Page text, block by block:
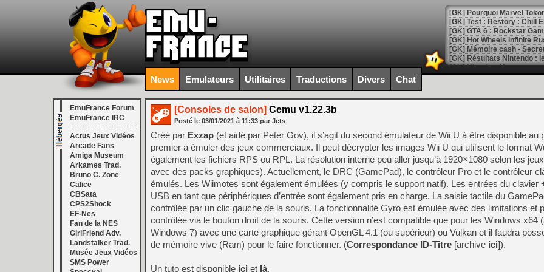
[GK] Pourquoi Marvel
[GK] Test : Restory : Chill
[GK] GTA 6 : Rockstar
[GK] Hot Wheels Infinite
[GK] Mémoire cash -
[GK] Résultats Nintendo :
[GK] Déjà des
[Mo5] Brickboy cherche à
[GK] Minecraft et ses «
[GK] Beast of
[GK] Ubisoft : fin de partie
[GK] Mémoire cash -
[GK] Dan Houser (GTA)
[GK] Comment EA Sports
[GK] Crimson Moon : un
[GK] Isle of Reveries : le
[GK] Moonlighter 2 : The
[GK] Capcom relance
[Mo5] Deux inédits du
[GK] Le beat'em up The
[GK] Endless Legend 2 :
News Emulateurs Utilitaires Traductions Divers Chat
EmuFrance Forum
EmuFrance IRC
===================
Actus Jeux Vidéos
Arcade Fans
Amiga Museum
Arkames Trad.
Bruno C. Zone
Calice
CBSata
CPS2Shock
EF-Nes
Fan de la NES
GirlFriend Adv.
Landstalker Trad.
Musée Jeux Vidéos
SMS Power
[Consoles de salon] Cemu v1.22.3b
Posté le 03/01/2021 à 11:33 par Jets
Créé par Exzap (et aidé par Peter Gov), il s’agit du second émulateur de Wii U à être disponible au
premier à émuler des jeux commerciaux. Il peut décrypter les images Wii U qui utilisent le format
également les fichiers RPS ou RPL. La résolution interne peu aller jusqu’à 1920×1080 selon les
avec des packs graphiques). Actuellement, le DRC (GamePad), le contrôleur Pro et le contrôleur
émulés. Les Wiimotes sont également émulées (y compris le support natif). Les entrées du clavier
USB en tant que périphériques d’entrée sont également pris en charge. La saisie tactile du
contrôlée par un clic gauche de la souris. La fonctionnalité Gyro est émulée avec des limitations et
contrôlée via le bouton droit de la souris. Cette version n’est compatible que pour les Windows x64
Windows 7) avec une carte graphique gérant OpenGL 4.1 (ou supérieur) ou Vulkan et il faudra
de mémoire vive (Ram) pour le faire fonctionner. (Correspondance ID-Titre [archive ici]).
Un tuto est disponible ici et là.